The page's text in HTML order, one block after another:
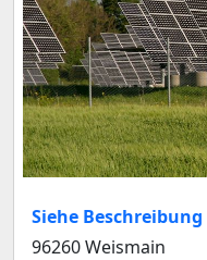
Siehe Beschreibung
96260 Weismain